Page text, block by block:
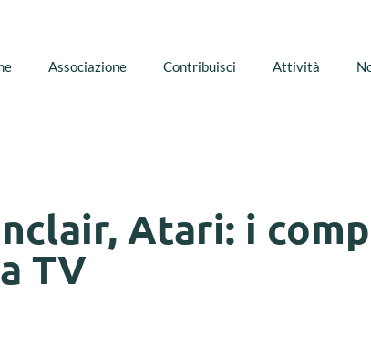
Associazione Contribuisci Attività
Atari: i
TV